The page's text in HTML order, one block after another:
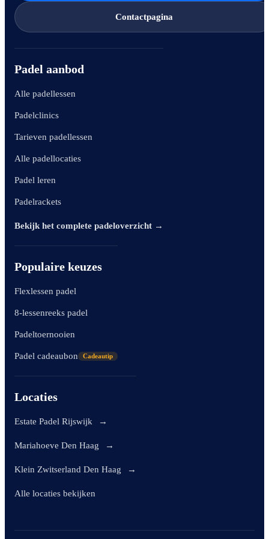
Contactpagina
Padel aanbod
Alle padellessen
Padelclinics
Tarieven padellessen
Alle padellocaties
Padel leren
Padelrackets
Bekijk het complete padeloverzicht →
Populaire keuzes
Flexlessen padel
8-lessenreeks padel
Padeltoernooien
Padel cadeaubon Cadeautip
Locaties
Estate Padel Rijswijk →
Mariahoeve Den Haag →
Klein Zwitserland Den Haag →
Alle locaties bekijken